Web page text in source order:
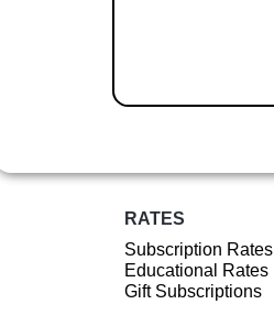
RATES
Subscription Rates
Educational Rates
Gift Subscriptions